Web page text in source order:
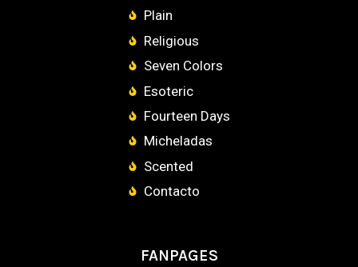
Plain
Religious
Seven Colors
Esoteric
Fourteen Days
Micheladas
Scented
Contacto
FANPAGES